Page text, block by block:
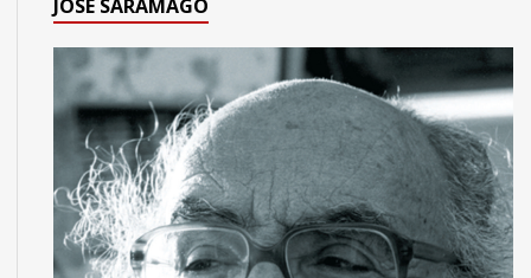
JOSÉ SARAMAGO